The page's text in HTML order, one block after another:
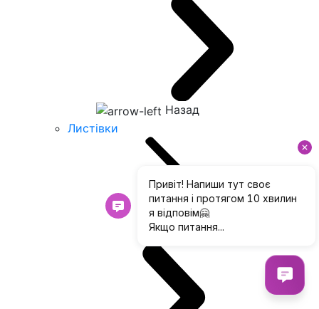
Назад
Листівки